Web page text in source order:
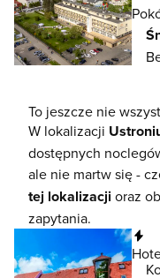
To jeszcze nie
W lokalizacji
dostępnych
ale nie martw się -
tej lokalizacji oraz
zapytania.